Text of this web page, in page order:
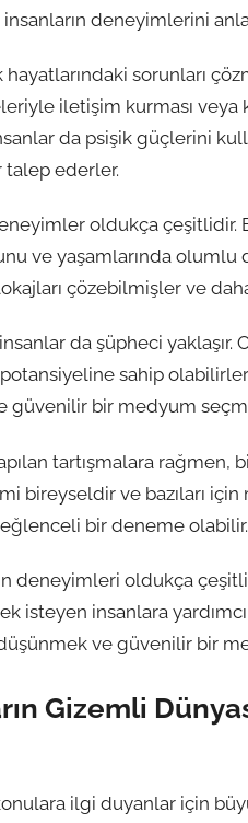
deneyimlerini
sorunları
iletişim kurması veya
da psişik güçlerini
ederler.
oldukça çeşitlidir.
ve yaşamlarında olumlu
çözebilmişler ve
da şüpheci
sahip
güvenilir bir medyum
tartışmalara rağmen,
bireyseldir ve bazıları
bir deneme olabilir.
deneyimleri oldukça
isteyen insanlara
ve güvenilir bir
Gizemli
ilgi duyanlar için